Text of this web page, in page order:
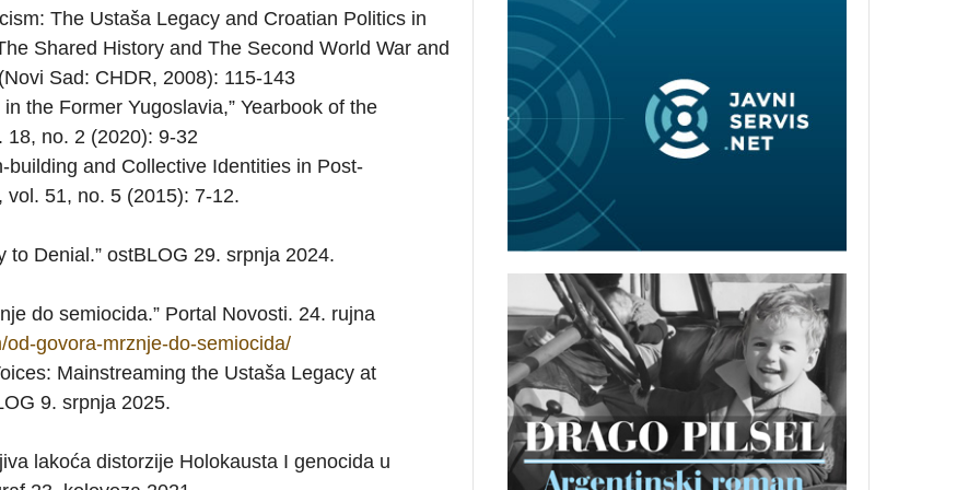
The Ustaša Legacy and Croatian Politics in
Shared History and The Second World War and
Sad: CHDR, 2008): 115-143
the Former Yugoslavia,” Yearbook of the
18, no. 2 (2020): 9-32
building and Collective Identities in Post-
vol. 51, no. 5 (2015): 7-12.
to Denial.” ostBLOG 29. srpnja 2024.
do semiocida.” Portal Novosti. 24. rujna
govora-mrznje-do-semiocida/
Mainstreaming the Ustaša Legacy at
9. srpnja 2025.
lakoća distorzije Holokausta I genocida u